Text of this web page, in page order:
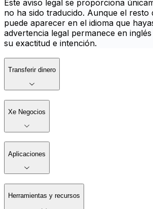
Este aviso legal se proporciona
no ha sido traducido. Aunque el resto
puede aparecer en el idioma que
advertencia legal permanece en
su exactitud e intención.
Transferir dinero
Xe Negocios
Aplicaciones
Herramientas y recursos